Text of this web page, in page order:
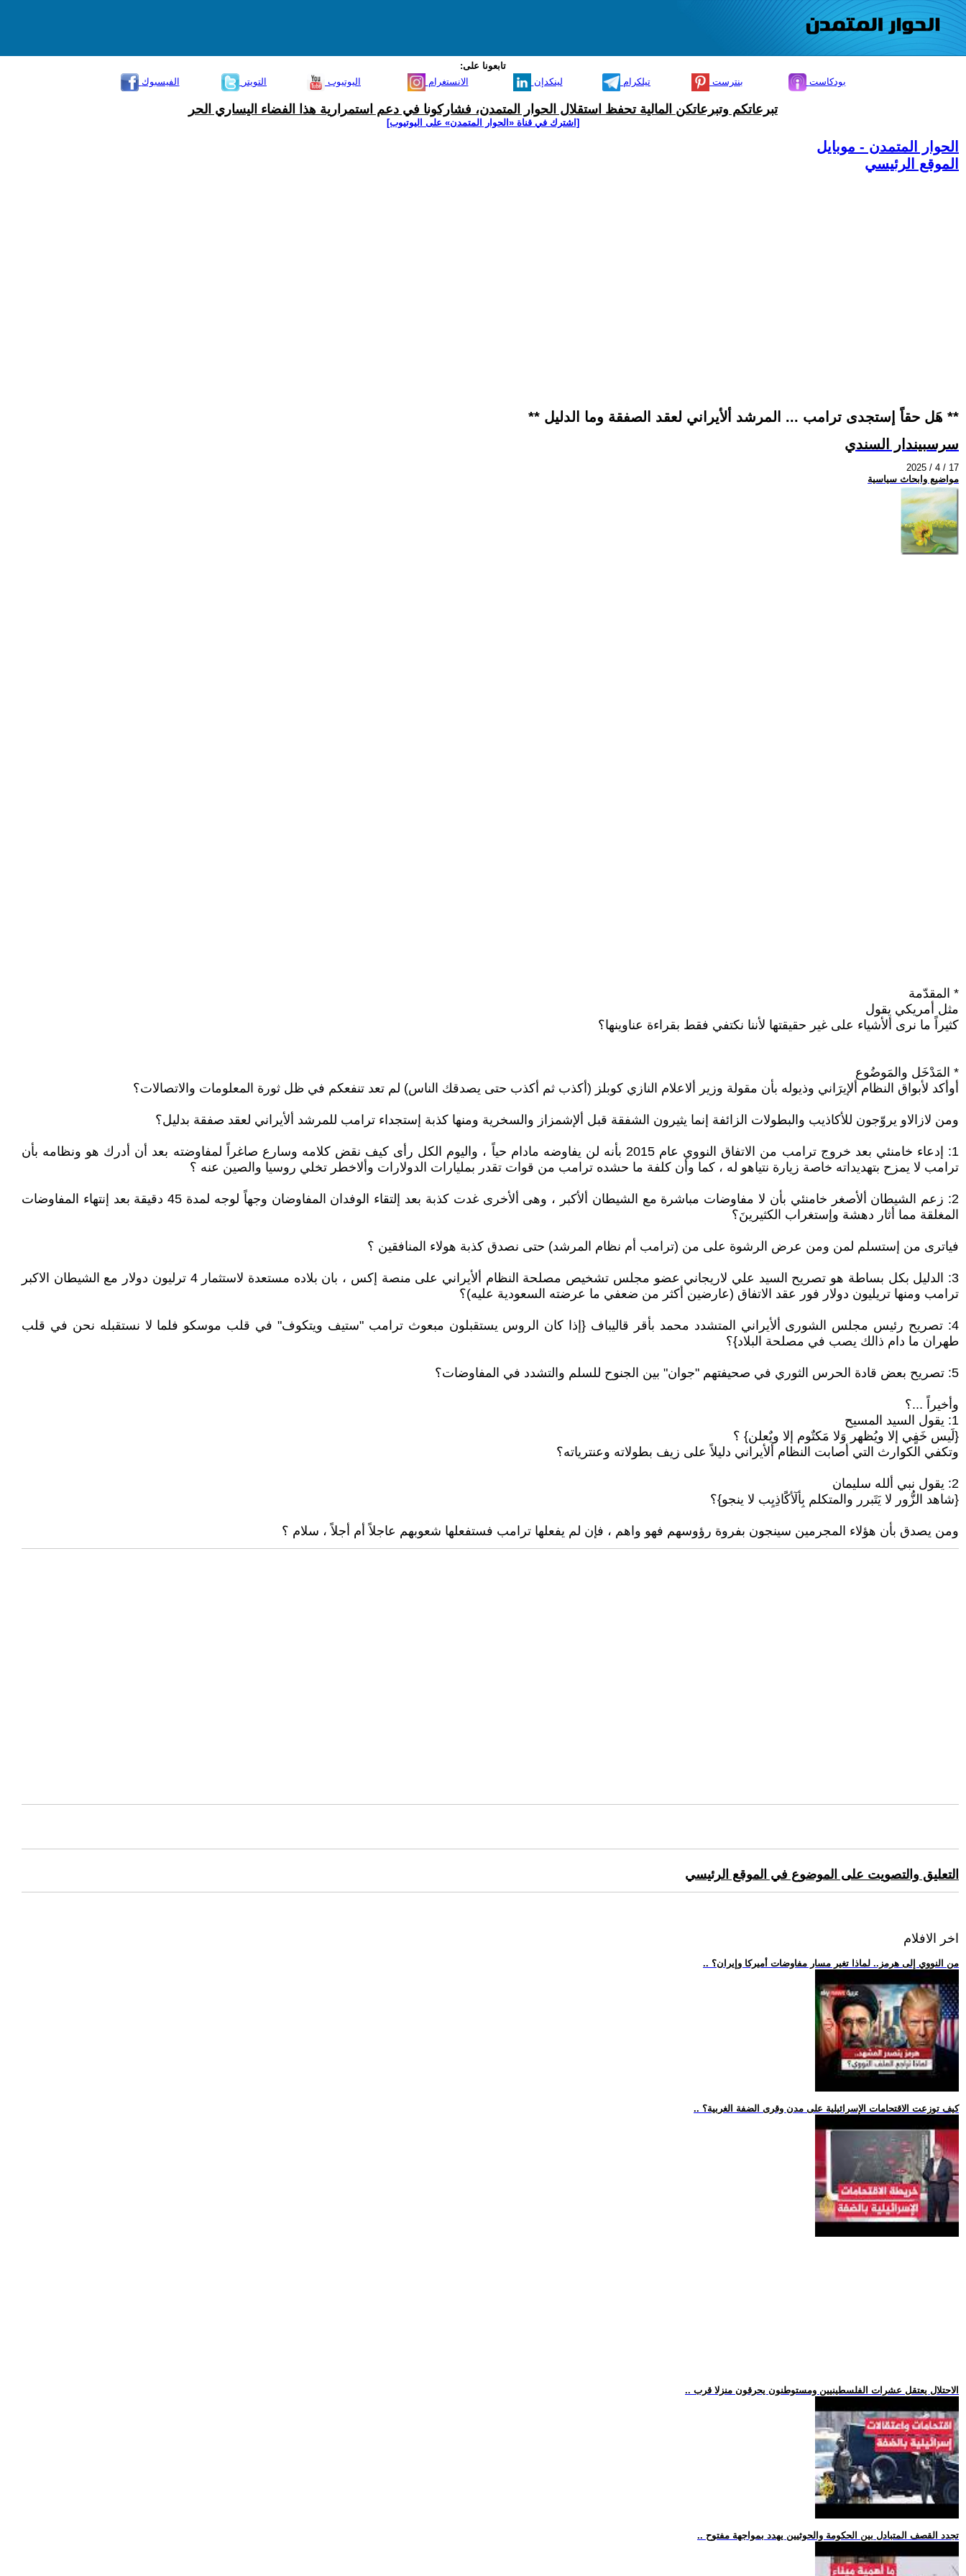
تابعونا على:
الفيسبوك
التويتر اليوتيوب الانستغرام لينكدإن تيلكرام بنترست بودكاست
تبرعاتكم وتبرعاتكن المالية تحفظ استقلال الحوار المتمدن، فشاركونا في دعم استمرارية هذا الفضاء اليساري الحر
[اشترك في قناة ‫«الحوار المتمدن» على اليوتيوب]
الحوار المتمدن - موبايل
الموقع الرئيسي
** هَل حقاً إستجدى ترامب ... المرشد ألأيراني لعقد الصفقة وما الدليل **
سرسبيندار السندي
2025 / 4 / 17
مواضيع وابحاث سياسية
* المقدّمة
مثل أمريكي يقول
كثيراً ما نرى ألأشياء على غير حقيقتها لأننا نكتفي فقط بقراءة عناوينها؟
* المَدْخَل والمَوضُوع
أوأكد لأبواق النظام ألإيرَاني وذيوله بأن مقولة وزير ألاعلام النازي كوبلز (أكذب ثم أكذب حتى يصدقك الناس) لم تعد تنفعكم في ظل ثورة المعلومات والاتصالات؟
ومن لازالاو يروّجون للأكاذيب والبطولات الزائفة إنما يثيرون الشفقة قبل ألإشمزاز والسخرية ومنها كذبة إستجداء ترامب للمرشد ألأيراني لعقد صفقة بدليل؟
1: إدعاء خامنئي بعد خروج ترامب من الاتفاق النووي عام 2015 بأنه لن يفاوضه مادام حياً ، واليوم الكل رأى كيف نقض كلامه وسارع صاغراً لمفاوضته بعد أن أدرك هو ونظامه بأن
ترامب لا يمزح بتهديداته خاصة زيارة نتياهو له ، كما وأن كلفة ما حشده ترامب من قوات تقدر بمليارات الدولارات وألاخطر تخلي روسيا والصين عنه ؟
2: زعم الشيطان ألأصغر خامنئي بأن لا مفاوضات مباشرة مع الشيطان ألأكبر ، وهى ألأخرى غدت كذبة بعد إلتقاء الوفدان المفاوضان وجهاً لوجه لمدة 45 دقيقة بعد إنتهاء المفاوضات
المغلقة مما أثار دهشة وإستغراب الكثيرينَ؟
فياترى من إستسلم لمن ومن عرض الرشوة على من (ترامب أم نظام المرشد) حتى نصدق كذبة هولاء المنافقين ؟
3: الدليل بكل بساطة هو تصريح السيد علي لاريجاني عضو مجلس تشخيص مصلحة النظام ألأيراني على منصة إكس ، بان بلاده مستعدة لاستثمار 4 ترليون دولار مع الشيطان الاكبر
ترامب ومنها تريليون دولار فور عقد الاتفاق (عارضين أكثر من ضعفي ما عرضته السعودية عليه)؟
4: تصريح رئيس مجلس الشورى ألأيراني المتشدد محمد بأقر قاليباف {إذا كان الروس يستقبلون مبعوث ترامب "ستيف ويتكوف" في قلب موسكو فلما لا نستقبله نحن في قلب
طهران ما دام ذالك يصب في مصلحة البلاد}؟
5: تصريح بعض قادة الحرس الثوري في صحيفتهم "جوان" بين الجنوح للسلم والتشدد في المفاوضات؟
وأخيراً ...؟
1: يقول السيد المسيح
{لَيس خَفٍي إلا ويُظهر وَلا مَكتٌوم إلا ويٌعلن} ؟
وتكفي الكوارث التي أصابت النظام ألأيراني دليلاً على زيف بطولاته وعنترياته؟
2: يقول نبي ألله سليمان
{شاهد الزُّور لا يَتَبرر والمتكلم بِألٓأكًَاذِيِب لا ينجو}؟
ومن يصدق بأن هؤلاء المجرمين سينجون بفروة رؤوسهم فهو واهم ، فإن لم يفعلها ترامب فستفعلها شعوبهم عاجلاً أم أجلاً ، سلام ؟
التعليق والتصويت على الموضوع في الموقع الرئيسي
اخر الافلام
.. من النووي إلى هرمز.. لماذا تغير مسار مفاوضات أميركا وإيران؟
.. كيف توزعت الاقتحامات الإسرائيلية على مدن وقرى الضفة الغربية؟
.. الاحتلال يعتقل عشرات الفلسطينيين ومستوطنون يحرقون منزلا قرب
.. تجدد القصف المتبادل بين الحكومة والحوثيين يهدد بمواجهة مفتوح